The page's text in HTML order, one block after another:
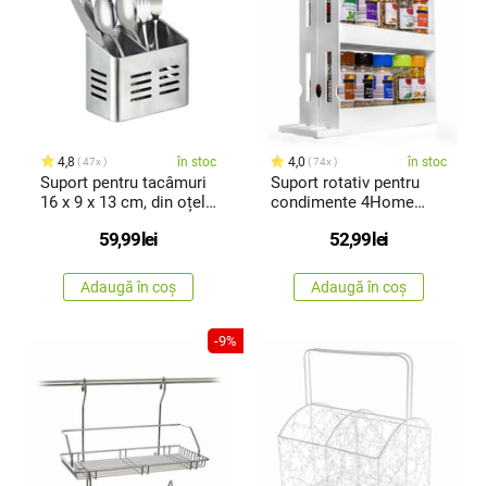
4,8 47x în stoc
Suport pentru tacâmuri
16 x 9 x 13 cm, din oțel
59,99 lei
Adaugă în coș
4,0 74x în stoc
Suport rotativ pentru
condimente 4Home
52,99 lei
Adaugă în coș
-9%